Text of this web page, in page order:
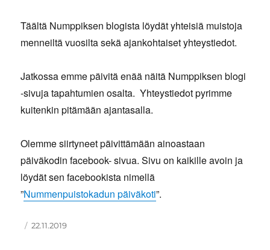
Täältä Numppiksen blogista löydät yhteisiä muistoja
menneiltä vuosilta sekä ajankohtaiset yhteystiedot.
Jatkossa emme päivitä enää näitä Numppiksen blogi
-sivuja tapahtumien osalta. Yhteystiedot pyrimme
kuitenkin pitämään ajantasalla.
Olemme siirtyneet päivittämään ainoastaan
päiväkodin facebook- sivua. Sivu on kaikille avoin ja
löydät sen facebookista nimellä
”Nummenpuistokadun päiväkoti”.
Kirjoittaja
Julkaistu
22.11.2019